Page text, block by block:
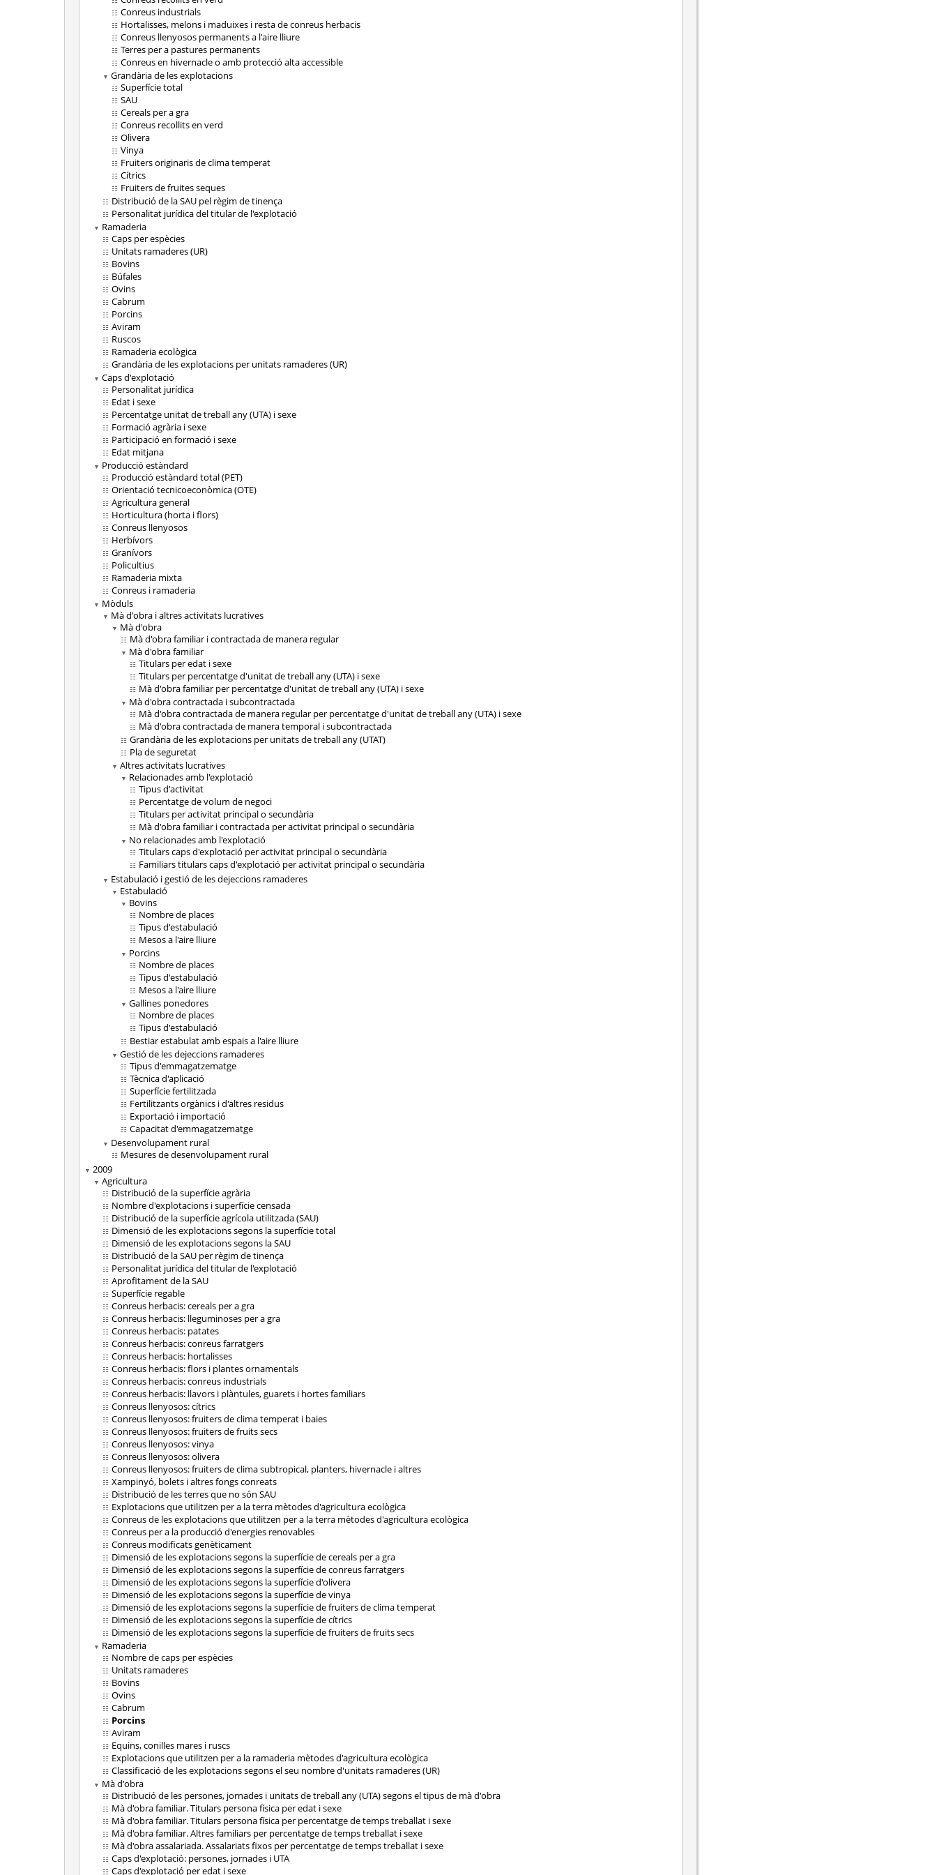
Conreus industrials
Hortalisses, melons i maduixes i resta de conreus herbacis
Conreus llenyosos permanents a l'aire lliure
Terres per a pastures permanents
Conreus en hivernacle o amb protecció alta accessible
Grandària de les explotacions
Superfície total
SAU
Cereals per a gra
Conreus recollits en verd
Olivera
Vinya
Fruiters originaris de clima temperat
Cítrics
Fruiters de fruites seques
Distribució de la SAU pel règim de tinença
Personalitat jurídica del titular de l'explotació
Ramaderia
Caps per espècies
Unitats ramaderes (UR)
Bovins
Búfales
Ovins
Cabrum
Porcins
Aviram
Ruscos
Ramaderia ecològica
Grandària de les explotacions per unitats ramaderes (UR)
Caps d'explotació
Personalitat jurídica
Edat i sexe
Percentatge unitat de treball any (UTA) i sexe
Formació agrària i sexe
Participació en formació i sexe
Edat mitjana
Producció estàndard
Producció estàndard total (PET)
Orientació tecnicoeconòmica (OTE)
Agricultura general
Horticultura (horta i flors)
Conreus llenyosos
Herbívors
Granívors
Policultius
Ramaderia mixta
Conreus i ramaderia
Mòduls
Mà d'obra i altres activitats lucratives
Mà d'obra
Mà d'obra familiar i contractada de manera regular
Mà d'obra familiar
Titulars per edat i sexe
Titulars per percentatge d'unitat de treball any (UTA) i sexe
Mà d'obra familiar per percentatge d'unitat de treball any (UTA) i sexe
Mà d'obra contractada i subcontractada
Mà d'obra contractada de manera regular per percentatge d'unitat de treball any (UTA) i sexe
Mà d'obra contractada de manera temporal i subcontractada
Grandària de les explotacions per unitats de treball any (UTAT)
Pla de seguretat
Altres activitats lucratives
Relacionades amb l'explotació
Tipus d'activitat
Percentatge de volum de negoci
Titulars per activitat principal o secundària
Mà d'obra familiar i contractada per activitat principal o secundària
No relacionades amb l'explotació
Titulars caps d'explotació per activitat principal o secundària
Familiars titulars caps d'explotació per activitat principal o secundària
Estabulació i gestió de les dejeccions ramaderes
Estabulació
Bovins
Nombre de places
Tipus d'estabulació
Mesos a l'aire lliure
Porcins
Nombre de places
Tipus d'estabulació
Mesos a l'aire lliure
Gallines ponedores
Nombre de places
Tipus d'estabulació
Bestiar estabulat amb espais a l'aire lliure
Gestió de les dejeccions ramaderes
Tipus d'emmagatzematge
Tècnica d'aplicació
Superfície fertilitzada
Fertilitzants orgànics i d'altres residus
Exportació i importació
Capacitat d'emmagatzematge
Desenvolupament rural
Mesures de desenvolupament rural
2009
Agricultura
Distribució de la superfície agrària
Nombre d'explotacions i superfície censada
Distribució de la superfície agrícola utilitzada (SAU)
Dimensió de les explotacions segons la superfície total
Dimensió de les explotacions segons la SAU
Distribució de la SAU per règim de tinença
Personalitat jurídica del titular de l'explotació
Aprofitament de la SAU
Superfície regable
Conreus herbacis: cereals per a gra
Conreus herbacis: lleguminoses per a gra
Conreus herbacis: patates
Conreus herbacis: conreus farratgers
Conreus herbacis: hortalisses
Conreus herbacis: flors i plantes ornamentals
Conreus herbacis: conreus industrials
Conreus herbacis: llavors i plàntules, guarets i hortes familiars
Conreus llenyosos: cítrics
Conreus llenyosos: fruiters de clima temperat i baies
Conreus llenyosos: fruiters de fruits secs
Conreus llenyosos: vinya
Conreus llenyosos: olivera
Conreus llenyosos: fruiters de clima subtropical, planters, hivernacle i altres
Xampinyó, bolets i altres fongs conreats
Distribució de les terres que no són SAU
Explotacions que utilitzen per a la terra mètodes d'agricultura ecològica
Conreus de les explotacions que utilitzen per a la terra mètodes d'agricultura ecològica
Conreus per a la producció d'energies renovables
Conreus modificats genèticament
Dimensió de les explotacions segons la superfície de cereals per a gra
Dimensió de les explotacions segons la superfície de conreus farratgers
Dimensió de les explotacions segons la superfície d'olivera
Dimensió de les explotacions segons la superfície de vinya
Dimensió de les explotacions segons la superfície de fruiters de clima temperat
Dimensió de les explotacions segons la superfície de cítrics
Dimensió de les explotacions segons la superfície de fruiters de fruits secs
Ramaderia
Nombre de caps per espècies
Unitats ramaderes
Bovins
Ovins
Cabrum
Porcins
Aviram
Equins, conilles mares i ruscs
Explotacions que utilitzen per a la ramaderia mètodes d'agricultura ecològica
Classificació de les explotacions segons el seu nombre d'unitats ramaderes (UR)
Mà d'obra
Distribució de les persones, jornades i unitats de treball any (UTA) segons el tipus de mà d'obra
Mà d'obra familiar. Titulars persona física per edat i sexe
Mà d'obra familiar. Titulars persona física per percentatge de temps treballat i sexe
Mà d'obra familiar. Altres familiars per percentatge de temps treballat i sexe
Mà d'obra assalariada. Assalariats fixos per percentatge de temps treballat i sexe
Caps d'explotació: persones, jornades i UTA
Caps d'explotació per edat i sexe